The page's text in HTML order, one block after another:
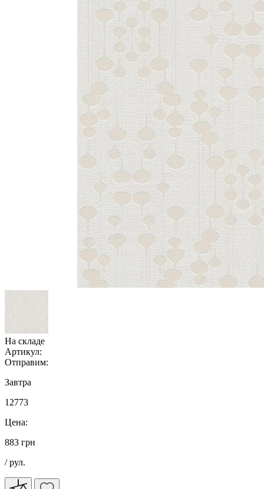
На складе
Артикул:
Отправим:
Завтра
12773
Цена:
883 грн
/ рул.